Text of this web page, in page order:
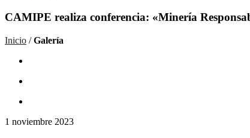
CAMIPE realiza conferencia: «Minería
Inicio /Galería
1 noviembre 2023